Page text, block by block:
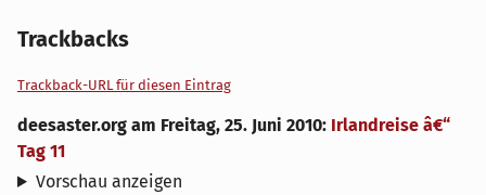
Trackbacks
Trackback-URL für diesen Eintrag
deesaster.org am Freitag, 25. Juni 2010: Irlandreise â€“
Tag 11
Vorschau anzeigen